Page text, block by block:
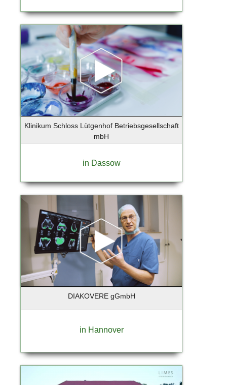
Klinikum Schloss Lütgenhof Betriebsgesellschaft
mbH
in Dassow
DIAKOVERE gGmbH
in Hannover